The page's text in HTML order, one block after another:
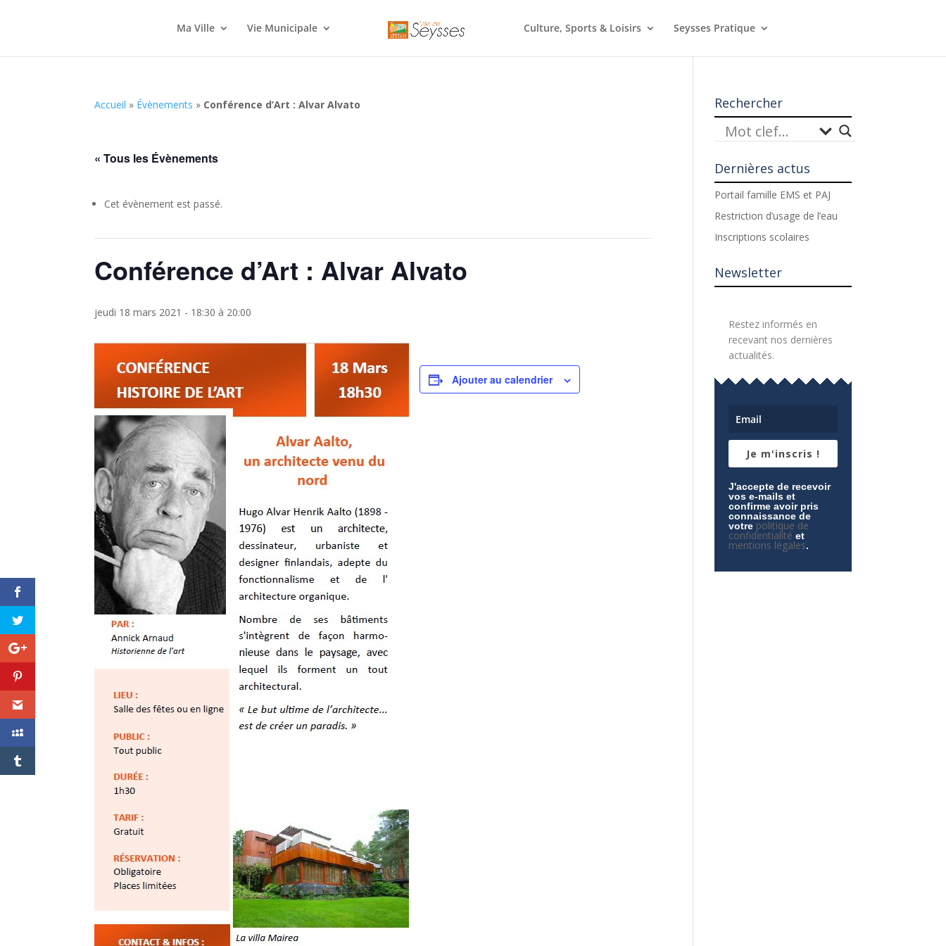
Ma Ville Vie Municipale Culture, Sports & Loisirs Seysses Pratique
Accueil » Évènements » Conférence d’Art : Alvar Alvato
« Tous les Évènements
Cet évènement est passé.
Conférence d’Art : Alvar Alvato
jeudi 18 mars 2021 - 18:30 à 20:00
Ajouter au calendrier
Rechercher
Dernières actus
Portail famille EMS et PAJ
Restriction d’usage de l’eau
Inscriptions scolaires
Newsletter
Restez informés en
recevant nos dernières
actualités.
Je m'inscris !
J'accepte de recevoir
vos e-mails et
confirme avoir pris
connaissance de
votre politique de
confidentialité et
mentions légales.